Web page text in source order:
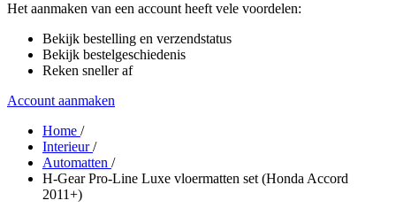
Het aanmaken van een account heeft vele voordelen:
Bekijk bestelling en verzendstatus
Bekijk bestelgeschiedenis
Reken sneller af
Account aanmaken
Home /
Interieur/
Automatten /
H-Gear Pro-Line Luxe vloermatten set (Honda Accord
2011+)